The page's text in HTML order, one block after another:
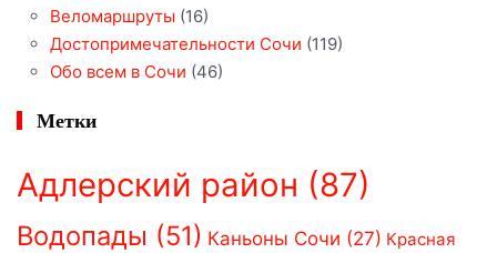
Веломаршруты (16)
Достопримечательности Сочи (119)
Обо всем в Сочи (46)
Метки
Адлерский район (87)
Водопады (51) Каньоны Сочи (27) Красная